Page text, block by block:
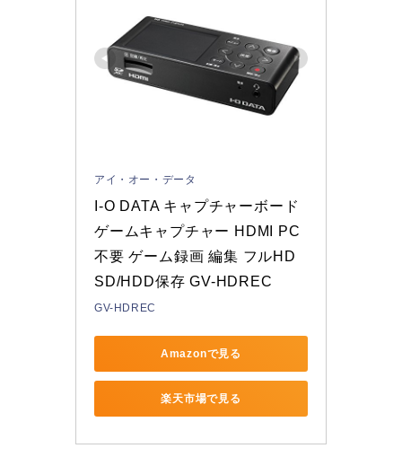
アイ・オー・データ
I-O DATA キャプチャーボード
ゲームキャプチャー HDMI PC
不要 ゲーム録画 編集 フルHD
SD/HDD保存 GV-HDREC
GV-HDREC
Amazonで見る
楽天市場で見る